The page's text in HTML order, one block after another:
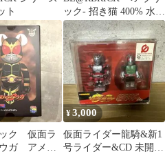
ト
ック- 招き猫 400% 水曜
日のダウンタウン
ク 仮面ラ
ガ アメイ
¥3,000
仮面ライダー龍騎&新1
号ライダー&CD 未開